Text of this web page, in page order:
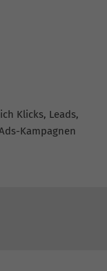
Klicks, Leads,
Kampagnen